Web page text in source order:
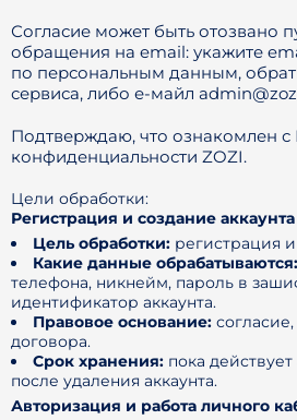
Согласие может быть отозвано
обращения на email: укажите
по персональным данным,
сервиса, либо е-майл
Подтверждаю, что ознакомлен с
конфиденциальности ZOZI.
Цели обработки:
Регистрация и создание аккаунта
Цель обработки: регистрация
Какие данные обрабатываются:
телефона, никнейм, пароль в
идентификатор аккаунта.
Правовое основание:
договора.
Срок хранения: пока действует
после удаления аккаунта.
Авторизация и работа личного